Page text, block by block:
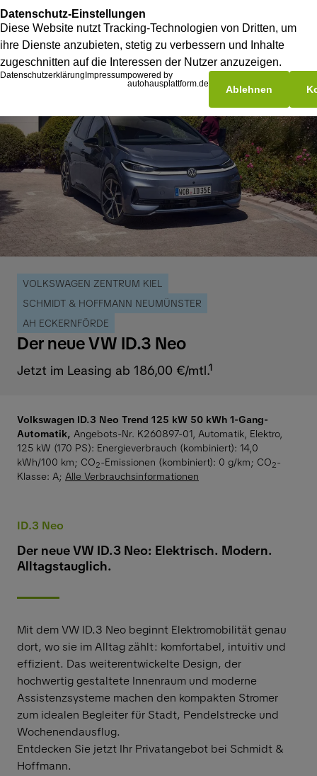
VOLKSWAGEN ZENTRUM KIEL
SCHMIDT & HOFFMANN NEUMÜNSTER
AH ECKERNFÖRDE
Der neue VW ID.3 Neo
Jetzt im Leasing ab 186,00 €/mtl.¹
Volkswagen ID.3 Neo Trend 125 kW 50 kWh 1-Gang-
Automatik, Angebots-Nr. K260897-01, Automatik, Elektro,
125 kW (170 PS): Energieverbrauch (kombiniert): 14,0
kWh/100 km; CO2-Emissionen (kombiniert): 0 g/km; CO2-
Klasse: A; Alle Verbrauchsinformationen
ID.3 Neo
Der neue VW ID.3 Neo: Elektrisch. Modern.
Alltagstauglich.
Mit dem VW ID.3 Neo beginnt Elektromobilität genau
dort, wo sie im Alltag zählt: komfortabel, intuitiv und
effizient. Das weiterentwickelte Design, der
hochwertig gestaltete Innenraum und moderne
Assistenzsysteme machen den kompakten Stromer
zum idealen Begleiter für Stadt, Pendelstrecke und
Wochenendausflug.
Entdecken Sie jetzt Ihr Privatangebot bei Schmidt &
Hoffmann.